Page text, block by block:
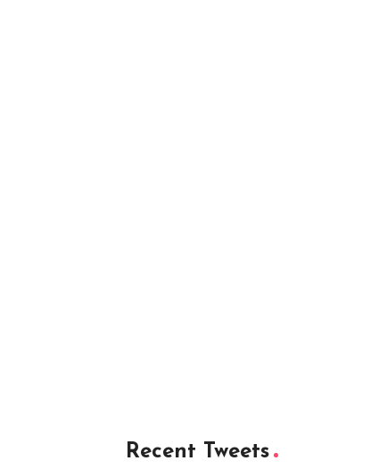
Recent Tweets